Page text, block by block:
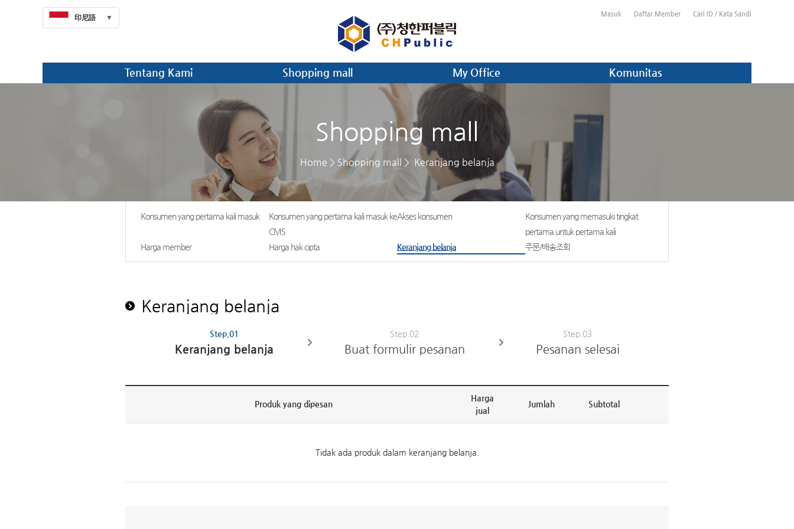
印尼語 Masuk Daftar Member Cari ID / Kata Sandi
Tentang Kami Shopping mall My Office Komunitas
Shopping mall
Home Shopping mall Keranjang belanja
Konsumen yang pertama kali masuk
Konsumen yang pertama kali masuk ke
CMS
Akses konsumen
Konsumen yang memasuki tingkat
pertama untuk pertama kali
Harga member
Harga hak cipta Keranjang belanja 주문/배송조회
Keranjang belanja
Step.01
Keranjang belanja
Step.02
Buat formulir pesanan
Step.03
Pesanan selesai
Produk yang dipesan
Harga
jual
Jumlah Subtotal
Tidak ada produk dalam keranjang belanja.